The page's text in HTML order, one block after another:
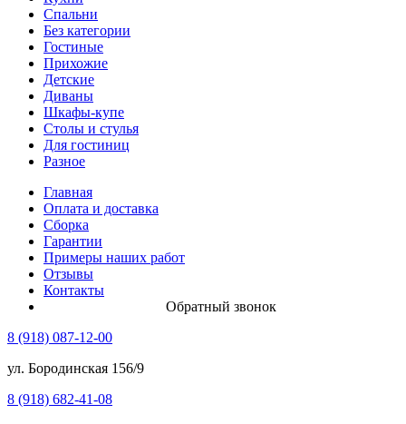
Спальни
Без категории
Гостиные
Прихожие
Детские
Диваны
Шкафы-купе
Столы и стулья
Для гостиниц
Разное
Главная
Оплата и доставка
Сборка
Гарантии
Примеры наших работ
Отзывы
Контакты
Обратный звонок
8 (918) 087-12-00
ул. Бородинская 156/9
8 (918) 682-41-08